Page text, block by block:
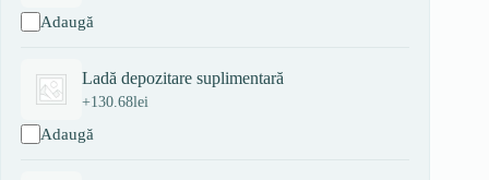
Adaugă
Ladă depozitare suplimentară
+130.68lei
Adaugă